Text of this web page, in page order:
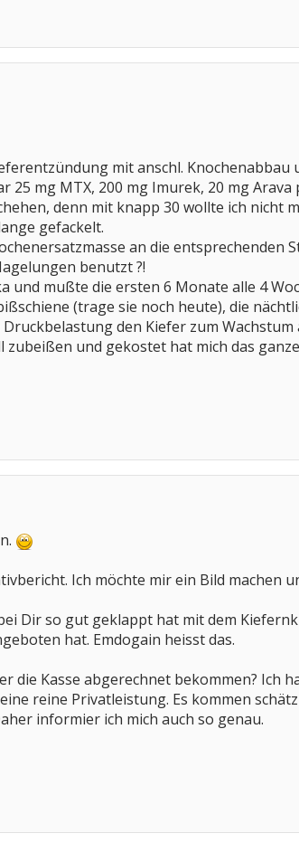
mit anschl.
25 mg MTX, 200 mg Imurek, 20 mg
denn mit knapp 30 wollte ich nicht
gefackelt.
an die
benutzt ?!
und mußte die ersten 6 Monate alle 4
(trage sie noch heute), die
den Kiefer zum Wachstum
und gekostet hat mich das
Ich möchte mir ein Bild machen
Dir so gut geklappt hat mit dem
hat. Emdogain heisst das.
die Kasse abgerechnet bekommen? Ich
reine Privatleistung. Es kommen
informier ich mich auch so genau.